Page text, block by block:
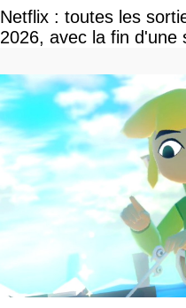
Netflix : toutes les
2026, avec la fin d'une